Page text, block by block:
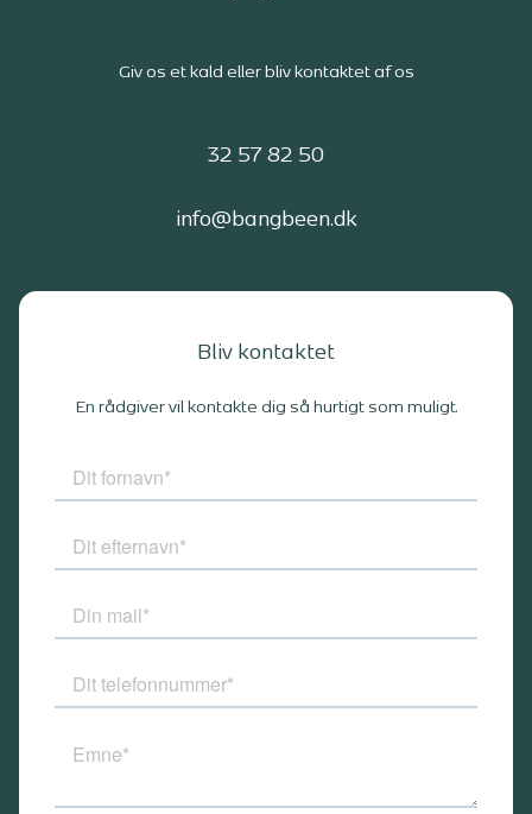
Giv os et kald eller bliv kontaktet af os
32 57 82 50
info@bangbeen.dk
Bliv kontaktet
En rådgiver vil kontakte dig så hurtigt som muligt.